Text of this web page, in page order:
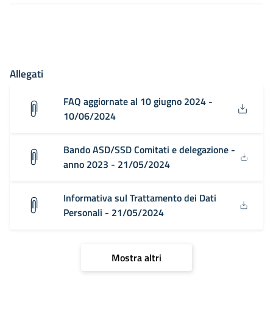
Allegati
FAQ aggiornate al 10 giugno 2024 -
10/06/2024
Bando ASD/SSD Comitati e delegazione -
anno 2023 - 21/05/2024
Informativa sul Trattamento dei Dati
Personali - 21/05/2024
Mostra altri